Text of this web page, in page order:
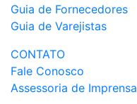
Guia de Fornecedores
Guia de Varejistas
CONTATO
Fale Conosco
Assessoria de Imprensa